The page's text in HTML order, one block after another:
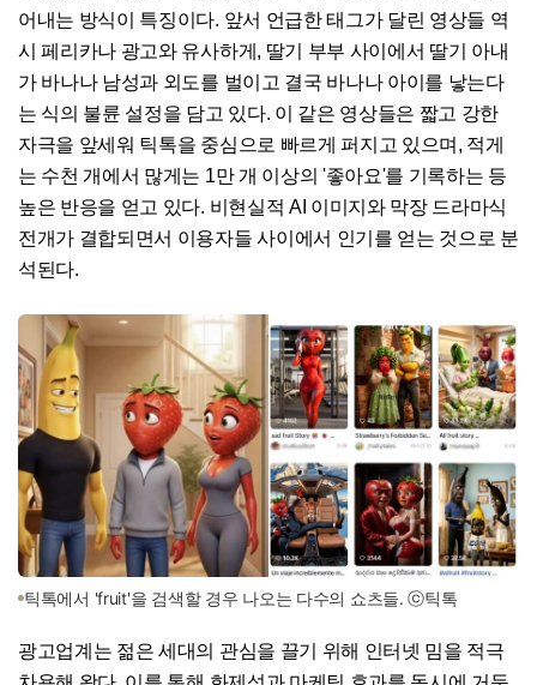
어내는 방식이 특징이다. 앞서 언급한 태그가 달린 영상들 역
시 페리카나 광고와 유사하게, 딸기 부부 사이에서 딸기 아내
가 바나나 남성과 외도를 벌이고 결국 바나나 아이를 낳는다
는 식의 불륜 설정을 담고 있다. 이 같은 영상들은 짧고 강한
자극을 앞세워 틱톡을 중심으로 빠르게 퍼지고 있으며, 적게
는 수천 개에서 많게는 1만 개 이상의 '좋아요'를 기록하는 등
높은 반응을 얻고 있다. 비현실적 AI 이미지와 막장 드라마식
전개가 결합되면서 이용자들 사이에서 인기를 얻는 것으로 분
석된다.
틱톡에서 'fruit'을 검색할 경우 나오는 다수의 쇼츠들. ⓒ틱톡
광고업계는 젊은 세대의 관심을 끌기 위해 인터넷 밈을 적극